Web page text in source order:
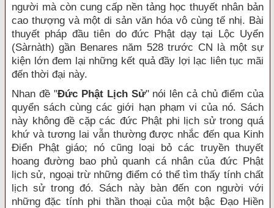
người mà còn cung cấp nền tảng học thuyết nhân bản
cao thượng và một di sản văn hóa vô cùng tế nhị. Bài
thuyết pháp đầu tiên do đức Phật dạy tại Lộc Uyển
(Sàrnàth) gần Benares năm 528 trước CN là một sự
kiện lớn đem lại những kết quả đầy lợi lạc liên tục mãi
đến thời đại này.
Nhan đề "Ðức Phật Lịch Sử" nói lên cả chủ điểm của
quyển sách cùng các giới hạn phạm vi của nó. Sách
này không đề cặp các đức Phật phi lịch sử trong quá
khứ và tương lai vẫn thường được nhắc đến qua Kinh
Ðiển Phật giáo; nó cũng loại bỏ các truyền thuyết
hoang đường bao phủ quanh cá nhân của đức Phật
lịch sử, ngoại trừ những điểm có thể tìm thấy tính chất
lịch sử trong đó. Sách này bàn đến con người với
những đặc tính phi thần thoại của một bậc Ðạo Hiền